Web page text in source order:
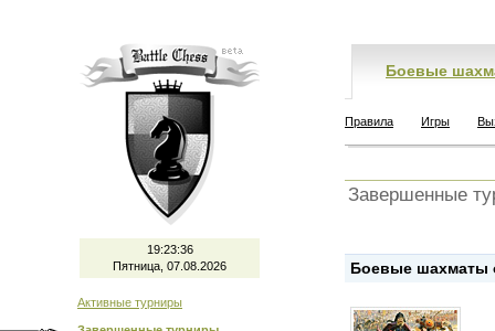
19:23:36
Пятница, 07.08.2026
Активные турниры
Боевые
Правила Игры
Завершенные
Боевые шахматы